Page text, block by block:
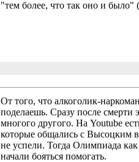
"тем более, что так оно и
От того, что алкоголик-
поделаешь. Сразу после
многого другого. На Youtube
которые общались с Высоцким в
не успели. Тогда Олимпиада
начали бояться помогать.